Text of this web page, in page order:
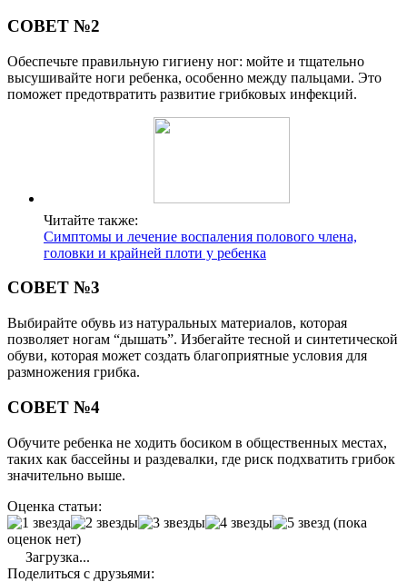
СОВЕТ №2
Обеспечьте правильную гигиену ног: мойте и тщательно
высушивайте ноги ребенка, особенно между пальцами. Это
поможет предотвратить развитие грибковых инфекций.
Читайте также:
Симптомы и лечение воспаления полового члена,
головки и крайней плоти у ребенка
СОВЕТ №3
Выбирайте обувь из натуральных материалов, которая
позволяет ногам “дышать”. Избегайте тесной и синтетической
обуви, которая может создать благоприятные условия для
размножения грибка.
СОВЕТ №4
Обучите ребенка не ходить босиком в общественных местах,
таких как бассейны и раздевалки, где риск подхватить грибок
значительно выше.
Оценка статьи:
(пока
оценок нет)
Загрузка...
Поделиться с друзьями: